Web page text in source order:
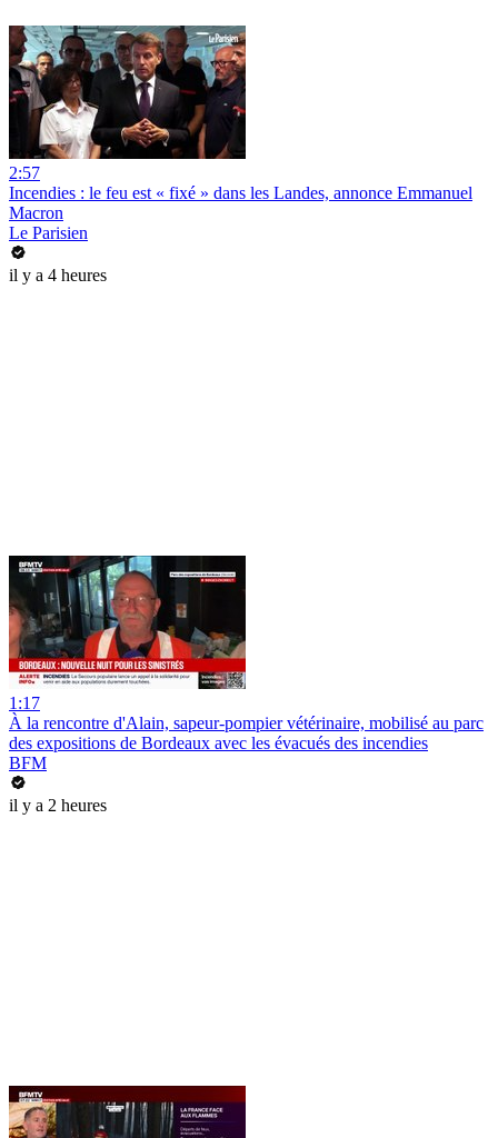
2:57
Incendies : le feu est « fixé » dans les Landes, annonce Emmanuel
Macron
Le Parisien
il y a 4 heures
1:17
À la rencontre d'Alain, sapeur-pompier vétérinaire, mobilisé au parc
des expositions de Bordeaux avec les évacués des incendies
BFM
il y a 2 heures